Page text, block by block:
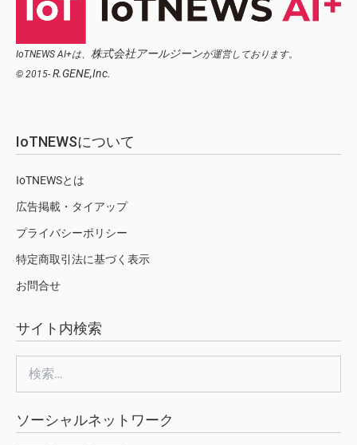
IoTNEWS AI+は、 株式会社アールジーンが運営しております。
© 2015- R.GENE,Inc.
IoTNEWSについて
IoTNEWSとは
広告掲載・タイアップ
プライバシーポリシー
特定商取引法に基づく表示
お問合せ
サイト内検索
索:
ソーシャルネットワーク